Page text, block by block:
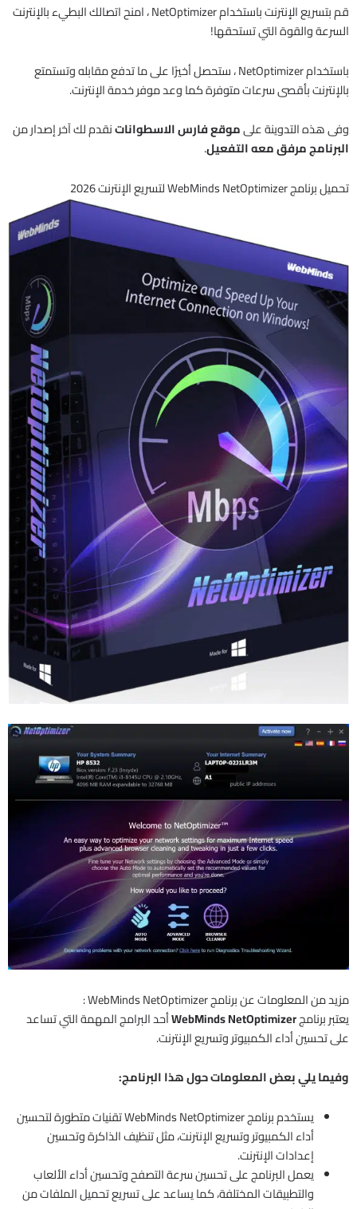
قم بتسريع الإنترنت باستخدام NetOptimizer ، امنح اتصالك البطيء بالإنترنت
السرعة والقوة التي تستحقها!
باستخدام NetOptimizer ، ستحصل أخيرًا على ما تدفع مقابله وتستمتع
بالإنترنت بأقصى سرعات متوفرة كما وعد موفر خدمة الإنترنت.
وفى هذه التدوينة علىموقع فارس الاسطواناتنقدم لك آخر إصدار من
البرنامج مرفق معه التفعيل.
تحميل برنامج WebMinds NetOptimizer لتسريع الإنترنت 2026
مزيد من المعلومات عن برنامج WebMinds NetOptimizer :
يعتبر برنامجWebMinds NetOptimizerأحد البرامج المهمة التي تساعد
على تحسين أداء الكمبيوتر وتسريع الإنترنت.
وفيما يلي بعض المعلومات حول هذا البرنامج:
يستخدم برنامج WebMinds NetOptimizer تقنيات متطورة لتحسين
أداء الكمبيوتر وتسريع الإنترنت، مثل تنظيف الذاكرة وتحسين
إعدادات الإنترنت.
يعمل البرنامج على تحسين سرعة التصفح وتحسين أداء الألعاب
والتطبيقات المختلفة، كما يساعد على تسريع تحميل الملفات من